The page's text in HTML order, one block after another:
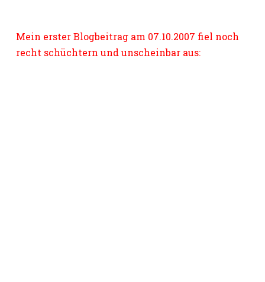
Mein erster Blogbeitrag am 07.10.2007 fiel noch
recht schüchtern und unscheinbar aus: